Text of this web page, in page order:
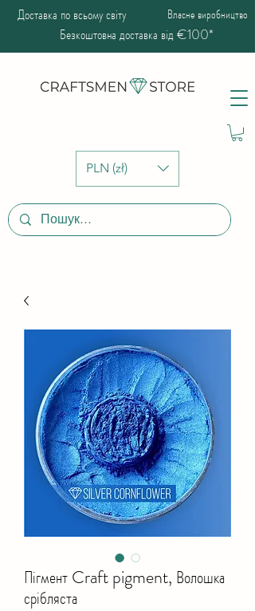
PLN (zł)
Доставка по всьому світу Власне виробництво
Безкоштовна доставка від €100*
Пігмент Craft pigment, Волошка
срібляста